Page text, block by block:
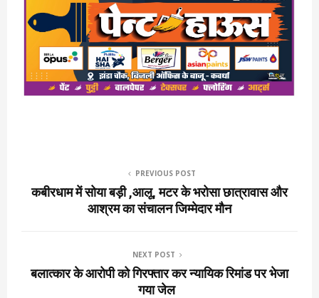
PREVIOUS POST
कबीरधाम में सोया बड़ी ,आलू, मटर के भरोसा छात्रावास और
आश्रम का संचालन जिम्मेदार मौन
NEXT POST
बलात्कार के आरोपी को गिरफ्तार कर न्यायिक रिमांड पर भेजा
गया जेल